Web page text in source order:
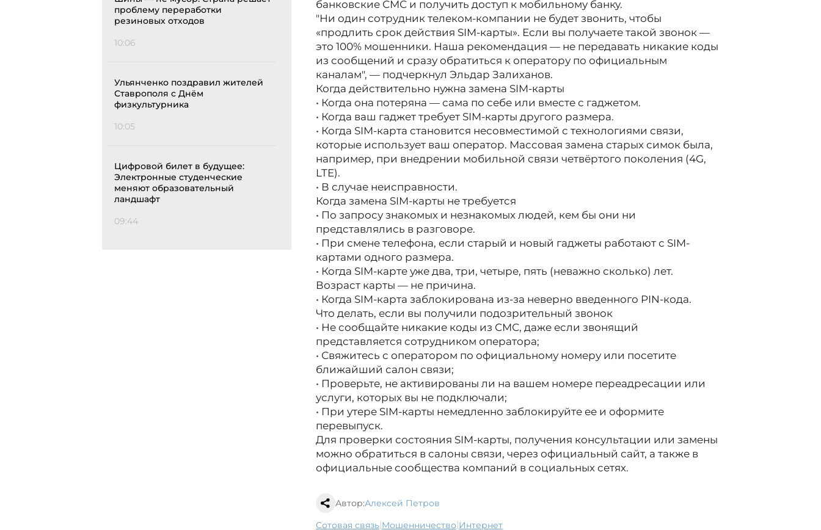
проблему переработки
резиновых отходов
10:06
Ульянченко поздравил жителей
Ставрополя с Днём
физкультурника
10:05
Цифровой билет в будущее:
Электронные студенческие
меняют образовательный
ландшафт
09:44
банковские СМС и получить доступ к мобильному банку.
"Ни один сотрудник телеком-компании не будет звонить, чтобы
«продлить срок действия SIM-карты». Если вы получаете такой звонок —
это 100% мошенники. Наша рекомендация — не передавать никакие коды
из сообщений и сразу обратиться к оператору по официальным
каналам", — подчеркнул Эльдар Залиханов.
Когда действительно нужна замена SIM-карты
• Когда она потеряна — сама по себе или вместе с гаджетом.
• Когда ваш гаджет требует SIM-карты другого размера.
• Когда SIM-карта становится несовместимой с технологиями связи,
которые использует ваш оператор. Массовая замена старых симок была,
например, при внедрении мобильной связи четвёртого поколения (4G,
LTE).
• В случае неисправности.
Когда замена SIM-карты не требуется
• По запросу знакомых и незнакомых людей, кем бы они ни
представлялись в разговоре.
• При смене телефона, если старый и новый гаджеты работают с SIM-
картами одного размера.
• Когда SIM-карте уже два, три, четыре, пять (неважно сколько) лет.
Возраст карты — не причина.
• Когда SIM-карта заблокирована из-за неверно введенного PIN-кода.
Что делать, если вы получили подозрительный звонок
• Не сообщайте никакие коды из СМС, даже если звонящий
представляется сотрудником оператора;
• Свяжитесь с оператором по официальному номеру или посетите
ближайший салон связи;
• Проверьте, не активированы ли на вашем номере переадресации или
услуги, которых вы не подключали;
• При утере SIM-карты немедленно заблокируйте ее и оформите
перевыпуск.
Для проверки состояния SIM-карты, получения консультации или замены
можно обратиться в салоны связи, через официальный сайт, а также в
официальные сообщества компаний в социальных сетях.
Автор:Алексей Петров
сотовая связь| мошенничество| Интернет